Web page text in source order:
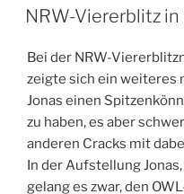
AM
NRW-Viererblitz in
Bei der NRW-
zeigte sich ein weiteres
Jonas einen
zu haben, es aber
anderen Cracks mit
In der Aufstellung
gelang es zwar, den